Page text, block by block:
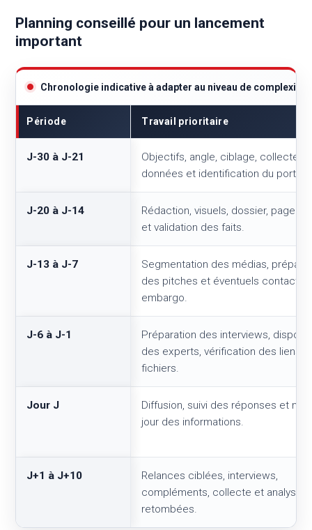
Planning conseillé pour un lancement
important
Chronologie indicative à adapter au niveau de complexité,
Période Travail prioritaire
J-30 à J-21
Objectifs, angle, ciblage, collecte
données et identification du porte-
J-20 à J-14
Rédaction, visuels, dossier, page
et validation des faits.
J-13 à J-7
Segmentation des médias,
des pitches et éventuels contacts
embargo.
J-6 à J-1
Préparation des interviews,
des experts, vérification des liens
fichiers.
Jour J
Diffusion, suivi des réponses et
jour des informations.
J+1 à J+10
Relances ciblées, interviews,
compléments, collecte et analyse
retombées.